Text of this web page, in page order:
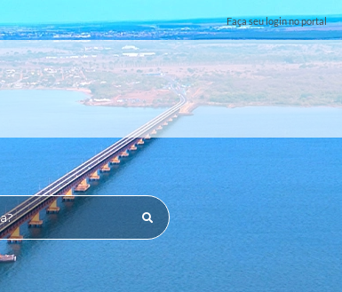
Faça seu login no portal